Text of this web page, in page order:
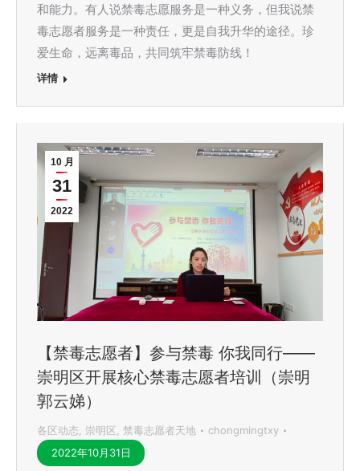
和能力。有人说禁毒志愿服务是一种义务，但我说禁
毒志愿者服务是一种责任，更是自我升华的途径。珍
爱生命，远离毒品，共同筑牢禁毒防线！
详情
10 月
31
2022
【禁毒志愿者】参与禁毒 你我同行——
崇明区开展核心禁毒志愿者培训（崇明
郭云娣）
各区动态, 崇明区, 禁毒志愿者天地
chongmingtxy
2022年10月31日